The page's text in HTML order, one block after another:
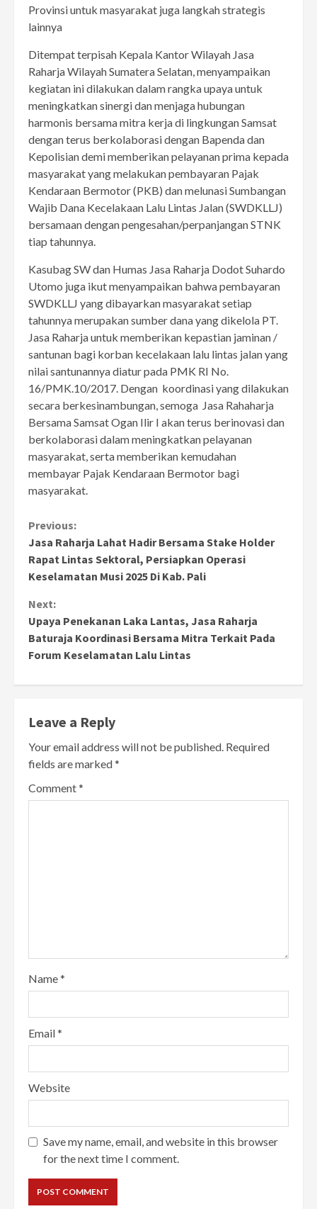
Provinsi untuk masyarakat juga langkah strategis
lainnya
Ditempat terpisah Kepala Kantor Wilayah Jasa
Raharja Wilayah Sumatera Selatan, menyampaikan
kegiatan ini dilakukan dalam rangka upaya untuk
meningkatkan sinergi dan menjaga hubungan
harmonis bersama mitra kerja di lingkungan Samsat
dengan terus berkolaborasi dengan Bapenda dan
Kepolisian demi memberikan pelayanan prima kepada
masyarakat yang melakukan pembayaran Pajak
Kendaraan Bermotor (PKB) dan melunasi Sumbangan
Wajib Dana Kecelakaan Lalu Lintas Jalan (SWDKLLJ)
bersamaan dengan pengesahan/perpanjangan STNK
tiap tahunnya.
Kasubag SW dan Humas Jasa Raharja Dodot Suhardo
Utomo juga ikut menyampaikan bahwa pembayaran
SWDKLLJ yang dibayarkan masyarakat setiap
tahunnya merupakan sumber dana yang dikelola PT.
Jasa Raharja untuk memberikan kepastian jaminan /
santunan bagi korban kecelakaan lalu lintas jalan yang
nilai santunannya diatur pada PMK RI No.
16/PMK.10/2017. Dengan koordinasi yang dilakukan
secara berkesinambungan, semoga Jasa Rahaharja
Bersama Samsat Ogan Ilir I akan terus berinovasi dan
berkolaborasi dalam meningkatkan pelayanan
masyarakat, serta memberikan kemudahan
membayar Pajak Kendaraan Bermotor bagi
masyarakat.
Continue
Reading
Previous:
Jasa Raharja Lahat Hadir Bersama Stake Holder
Rapat Lintas Sektoral, Persiapkan Operasi
Keselamatan Musi 2025 Di Kab. Pali
Next:
Upaya Penekanan Laka Lantas, Jasa Raharja
Baturaja Koordinasi Bersama Mitra Terkait Pada
Forum Keselamatan Lalu Lintas
Leave a Reply
Your email address will not be published. Required
fields are marked*
Comment*
Name*
Email*
Website
Save my name, email, and website in this browser
for the next time I comment.